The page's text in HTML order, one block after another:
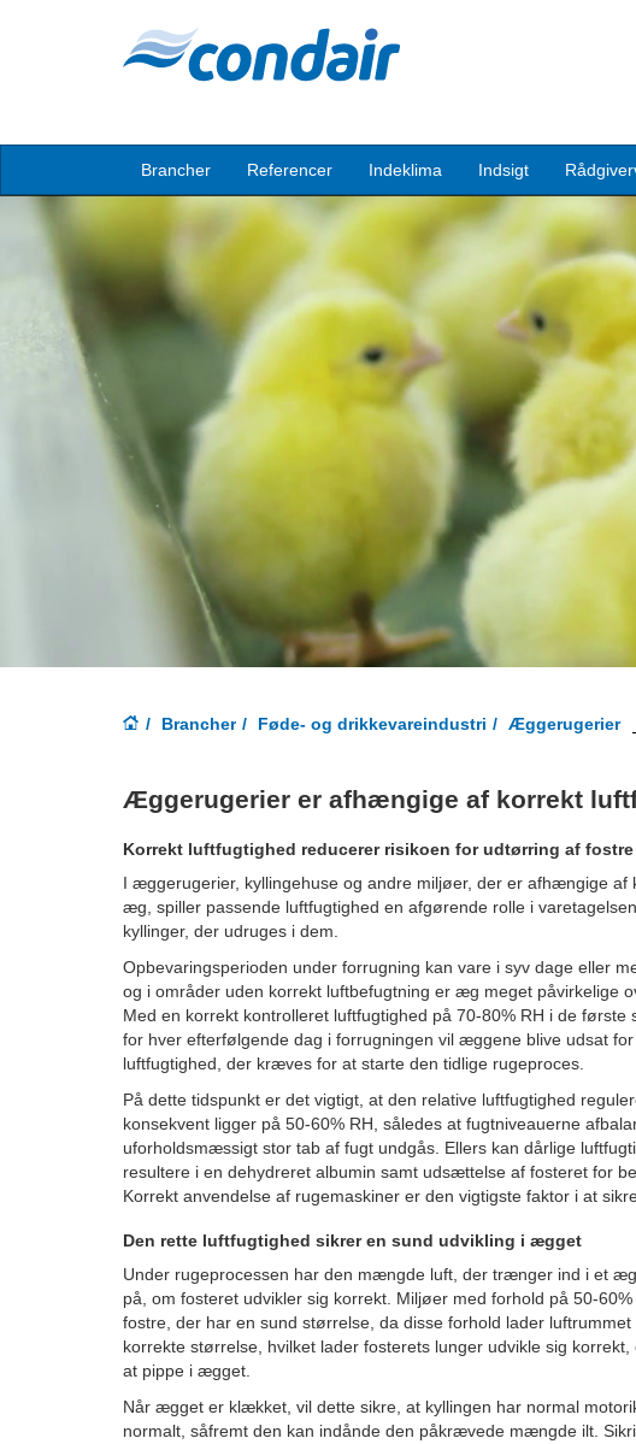
Brancher Referencer Indeklima Indsigt
Brancher Føde- og drikkevareindustri Æggerugerier
Æggerugerier er afhængige af korrekt
Korrekt luftfugtighed reducerer risikoen for udtørring af
I æggerugerier, kyllingehuse og andre miljøer, der er afhængige af
æg, spiller passende luftfugtighed en afgørende rolle i
kyllinger, der udruges i dem.
Opbevaringsperioden under forrugning kan vare i syv dage eller
og i områder uden korrekt luftbefugtning er æg meget påvirkelige
Med en korrekt kontrolleret luftfugtighed på 70-80% RH i de første
for hver efterfølgende dag i forrugningen vil æggene blive udsat
luftfugtighed, der kræves for at starte den tidlige rugeproces.
På dette tidspunkt er det vigtigt, at den relative luftfugtighed
konsekvent ligger på 50-60% RH, således at fugtniveauerne
uforholdsmæssigt stor tab af fugt undgås. Ellers kan dårlige
resultere i en dehydreret albumin samt udsættelse af fosteret for
Korrekt anvendelse af rugemaskiner er den vigtigste faktor i at
Den rette luftfugtighed sikrer en sund udvikling i ægget
Under rugeprocessen har den mængde luft, der trænger ind i et
på, om fosteret udvikler sig korrekt. Miljøer med forhold på 50-
fostre, der har en sund størrelse, da disse forhold lader luftrummet
korrekte størrelse, hvilket lader fosterets lunger udvikle sig
at pippe i ægget.
Når ægget er klækket, vil dette sikre, at kyllingen har normal
normalt, såfremt den kan indånde den påkrævede mængde ilt.